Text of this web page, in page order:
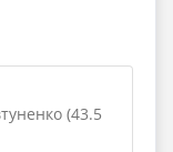
(43.5